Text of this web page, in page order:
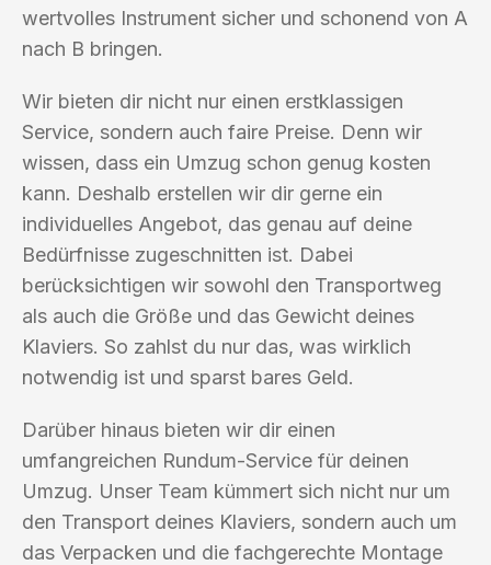
wertvolles Instrument sicher und schonend von A
nach B bringen.
Wir bieten dir nicht nur einen erstklassigen
Service, sondern auch faire Preise. Denn wir
wissen, dass ein Umzug schon genug kosten
kann. Deshalb erstellen wir dir gerne ein
individuelles Angebot, das genau auf deine
Bedürfnisse zugeschnitten ist. Dabei
berücksichtigen wir sowohl den Transportweg
als auch die Größe und das Gewicht deines
Klaviers. So zahlst du nur das, was wirklich
notwendig ist und sparst bares Geld.
Darüber hinaus bieten wir dir einen
umfangreichen Rundum-Service für deinen
Umzug. Unser Team kümmert sich nicht nur um
den Transport deines Klaviers, sondern auch um
das Verpacken und die fachgerechte Montage